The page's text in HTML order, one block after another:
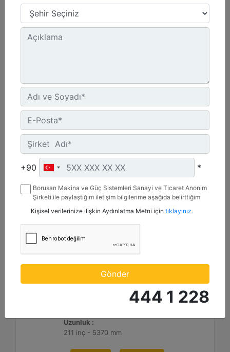
Ağırlık, boma monteli :
12822 lb - 5815 kg
Detay
S3090
19889 lb - 9020 kg
Ağırlık, stiğe monte :
Uzunluk :
211 inç - 5370 mm
+90 *
Borusan Makina ve Güç Sistemleri Sanayi ve Ticaret Anonim
Şirketi ile paylaştığım iletişim bilgilerime aşağıda belirttiğim
mesaj gönderilmesine izin veriyorum.
Kişisel verilerinize ilişkin Aydınlatma Metni için tıklayınız.
Gönder
444 1 228